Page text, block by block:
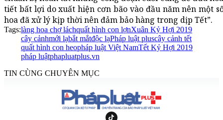
tiết bất lợi do xuất hiện cơn bão vào đầu năm nên một
hoa đã xử lý kịp thời nên đảm bảo hàng trong dịp Tết”.
Tags:làng hoa chợ láchquất hình con lợnXuân Kỷ Hợi 2019
cây cảnhmới lạbắt mắtđộc lạPháp luật pluscây cảnh tết
quất hình con heopháp luật Việt NamTết Kỷ Hợi 2019
pháp luậtphapluatplus.vn
TIN CÙNG CHUYÊN MỤC